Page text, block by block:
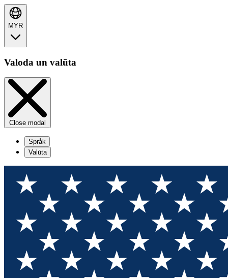
MYR
Valoda un valūta
Close modal
Språk
Valūta